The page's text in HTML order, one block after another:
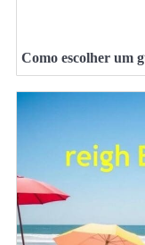
Como escolher um